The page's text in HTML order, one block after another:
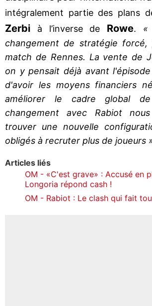
intégralement partie des plans
Zerbi
à l’inverse de Rowe.
changement de stratégie
match de Rennes. La vente de
on y pensait déjà avant
d'avoir les moyens financiers
améliorer le cadre global
changement avec Rabiot
trouver une nouvelle
obligés à recruter plus de joueurs
Articles liés
OM - «C'est grave» : Accusé en
Longoria répond cash !
OM - Rabiot : Le clash qui fait